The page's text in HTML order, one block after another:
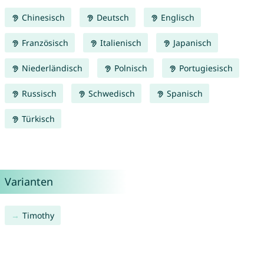
Chinesisch Deutsch Englisch
Französisch Italienisch Japanisch
Niederländisch Polnisch Portugiesisch
Russisch Schwedisch Spanisch
Türkisch
Varianten
Timothy